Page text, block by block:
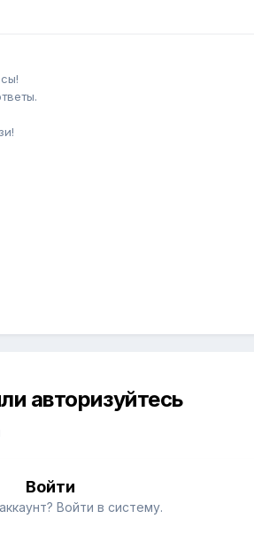
авторизуйтесь
Войти
Войти в систему.